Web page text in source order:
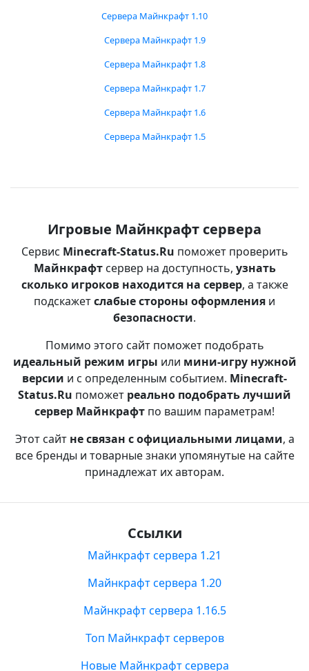
Сервера Майнкрафт 1.10
Сервера Майнкрафт 1.9
Сервера Майнкрафт 1.8
Сервера Майнкрафт 1.7
Сервера Майнкрафт 1.6
Сервера Майнкрафт 1.5
Игровые Майнкрафт сервера
Сервис Minecraft-Status.Ru поможет проверить
Майнкрафтсервер на доступность, узнать
сколько игроков находится на сервер, а также
подскажетслабые стороны оформления и
безопасности.
Помимо этого сайт поможет подобрать
идеальный режим игры или мини-игру нужной
версии и с определенным событием. Minecraft-
Status.Ru поможет реально подобрать лучший
сервер Майнкрафт по вашим параметрам!
Этот сайт не связан с официальными лицами, а
все бренды и товарные знаки упомянутые на сайте
принадлежат их авторам.
Ссылки
Майнкрафт сервера 1.21
Майнкрафт сервера 1.20
Майнкрафт сервера 1.16.5
Топ Майнкрафт серверов
Новые Майнкрафт сервера